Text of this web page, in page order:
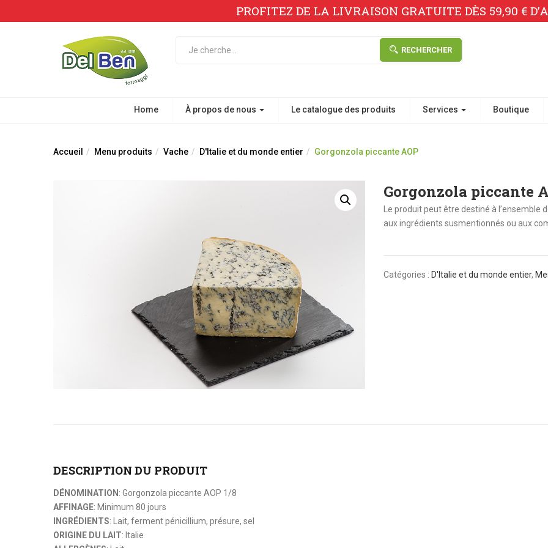
PROFITEZ DE LA LIVRAISON GRATUITE DÈS 59,90 €
RECHERCHER
Home À propos de nous Le catalogue des produits Services Boutique
Accueil Menu produits Vache D'Italie et du monde entier Gorgonzola piccante AOP
Gorgonzola piccante
Le produit peut être destiné à l’ensemble
aux ingrédients susmentionnés ou aux
Catégories : D'Italie et du monde entier,
DESCRIPTION DU PRODUIT
DÉNOMINATION: Gorgonzola piccante AOP 1/8
AFFINAGE: Minimum 80 jours
INGRÉDIENTS: Lait, ferment pénicillium, présure, sel
ORIGINE DU LAIT: Italie